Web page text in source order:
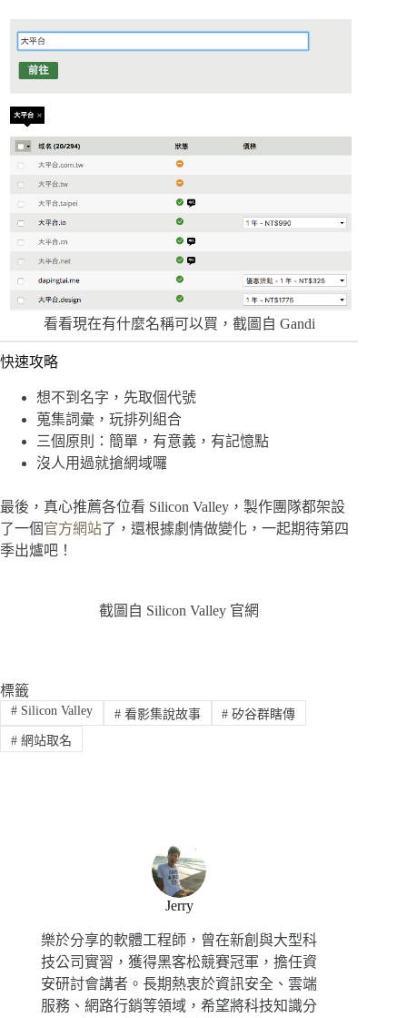
看看現在有什麼名稱可以買，截圖自 Gandi
快速攻略
想不到名字，先取個代號
蒐集詞彙，玩排列組合
三個原則：簡單，有意義，有記憶點
沒人用過就搶網域囉
最後，真心推薦各位看 Silicon Valley，製作團隊都架設
了一個官方網站了，還根據劇情做變化，一起期待第四
季出爐吧！
截圖自 Silicon Valley 官網
標籤
#Silicon Valley #看影集說故事 # 矽谷群瞎傳
#網站取名
Jerry
樂於分享的軟體工程師，曾在新創與大型科
技公司實習，獲得黑客松競賽冠軍，擔任資
安研討會講者。長期熱衷於資訊安全、雲端
服務、網路行銷等領域，希望將科技知識分